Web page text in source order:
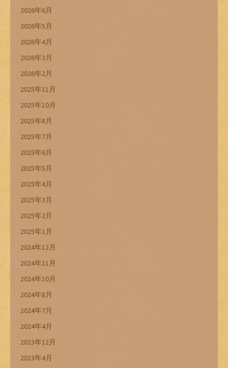
2026年6月
2026年5月
2026年4月
2026年3月
2026年2月
2025年11月
2025年10月
2025年8月
2025年7月
2025年6月
2025年5月
2025年4月
2025年3月
2025年2月
2025年1月
2024年12月
2024年11月
2024年10月
2024年8月
2024年7月
2024年4月
2023年12月
2023年4月